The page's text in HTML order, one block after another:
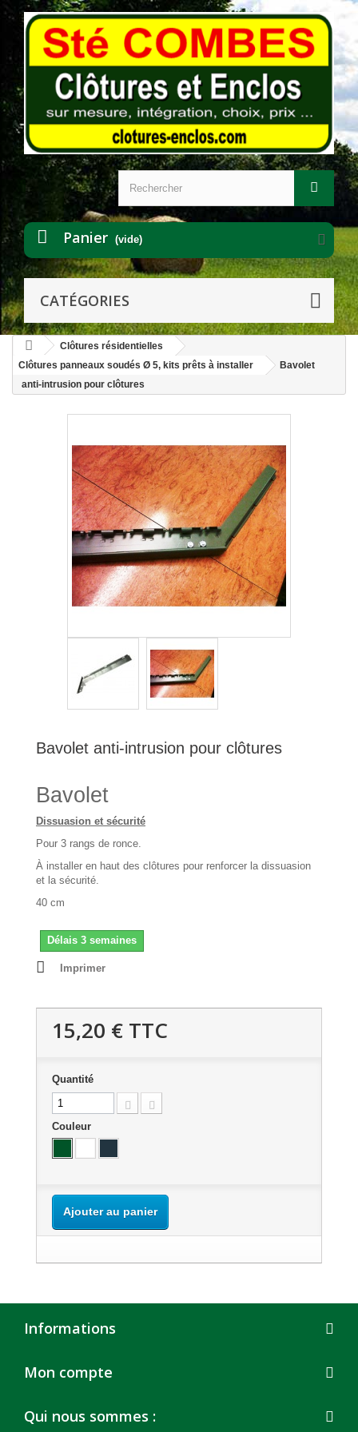
Panier (vide)
CATÉGORIES
Clôtures résidentielles
Clôtures panneaux soudés Ø 5, kits prêts à installer
Bavolet
anti-intrusion pour clôtures
Bavolet anti-intrusion pour clôtures
Bavolet
Dissuasion et sécurité
Pour 3 rangs de ronce.
À installer en haut des clôtures pour renforcer la dissuasion
et la sécurité.
40 cm
Délais 3 semaines
Imprimer
15,20 € TTC
Quantité
Couleur
Ajouter au panier
Informations
Mon compte
Qui nous sommes :